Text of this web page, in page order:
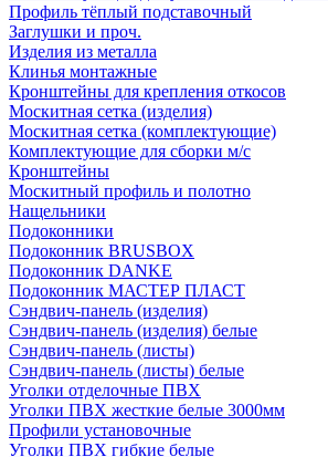
Профиль тёплый подставочный
Заглушки и проч.
Изделия из металла
Клинья монтажные
Кронштейны для крепления откосов
Москитная сетка (изделия)
Москитная сетка (комплектующие)
Комплектующие для сборки м/с
Кронштейны
Москитный профиль и полотно
Нащельники
Подоконники
Подоконник BRUSBOX
Подоконник DANKE
Подоконник МАСТЕР ПЛАСТ
Сэндвич-панель (изделия)
Сэндвич-панель (изделия) белые
Сэндвич-панель (листы)
Сэндвич-панель (листы) белые
Уголки отделочные ПВХ
Уголки ПВХ жесткие белые 3000мм
Профили установочные
Уголки ПВХ гибкие белые